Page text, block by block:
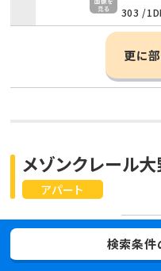
303 /
更に
アパート
メゾンクレール
福岡県
西鉄天
検索条件